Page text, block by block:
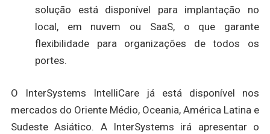
solução está disponível para implantação no
local, em nuvem ou SaaS, o que garante
flexibilidade para organizações de todos os
portes.
O InterSystems IntelliCare já está disponível nos
mercados do Oriente Médio, Oceania, América Latina e
Sudeste Asiático. A InterSystems irá apresentar o